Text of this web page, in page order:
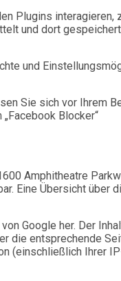
Plugins interagieren,
und dort
und
Sie sich vor Ihrem
Blocker“
Amphitheatre
Eine Übersicht über
Google her. Der
die entsprechende
(einschließlich Ihrer